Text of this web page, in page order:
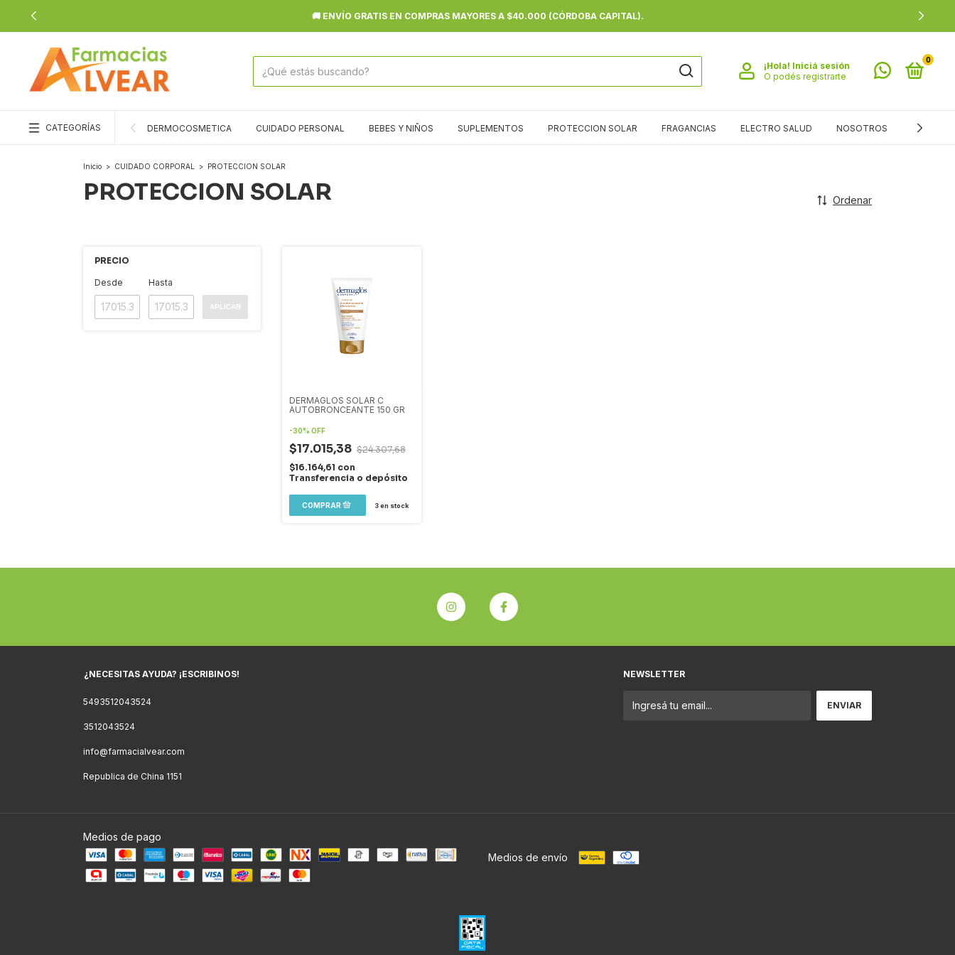
🚚 ENVÍO GRATIS EN COMPRAS MAYORES A $40.000 (CÓRDOBA CAPITAL).
¡Hola! Iniciá sesión
O podés registrarte
0
CATEGORÍAS DERMOCOSMETICA CUIDADO PERSONAL BEBES Y NIÑOS SUPLEMENTOS PROTECCION SOLAR FRAGANCIAS ELECTRO SALUD NOSOTROS SALUD
Inicio > CUIDADO CORPORAL > PROTECCION SOLAR
PROTECCION SOLAR Ordenar
PRECIO
Desde Hasta
APLICAR
DERMAGLOS SOLAR C
AUTOBRONCEANTE 150 GR
-30% OFF
$17.015,38 $24.307,68
$16.164,61 con
Transferencia o depósito
3en stock
¿NECESITAS AYUDA? ¡ESCRIBINOS!
5493512043524
3512043524
info@farmacialvear.com
Republica de China 1151
NEWSLETTER
Medios de pago
Medios de envío